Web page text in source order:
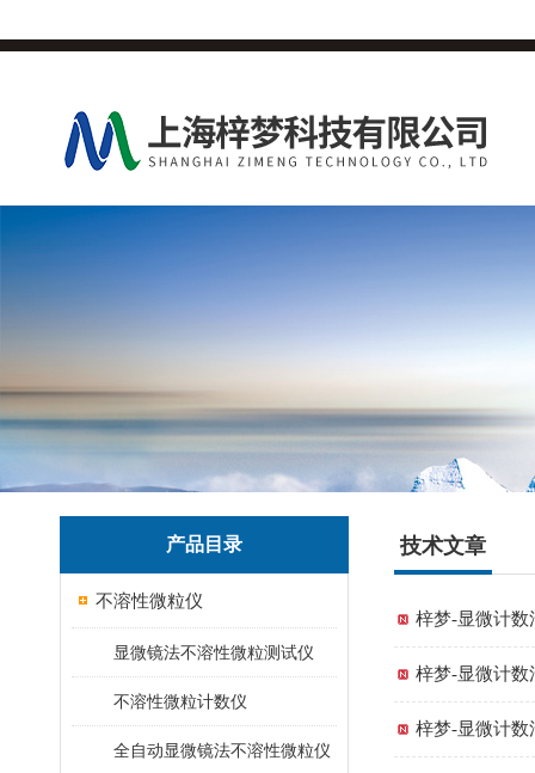
产品目录
不溶性微粒仪
显微镜法不溶性微粒测试仪
不溶性微粒计数仪
全自动显微镜法不溶性微粒仪
技术文章
梓梦-显微计数
梓梦-显微计数
梓梦-显微计数